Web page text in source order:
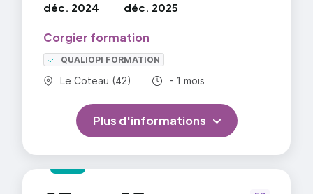
déc. 2024 déc. 2025
Corgier formation
QUALIOPI FORMATION
Commune :
Le Coteau (42) Durée totale :
- 1 mois
Plus d'informations